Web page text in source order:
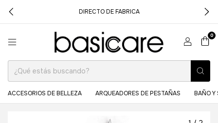
DIRECTO DE FABRICA
0
ACCESORIOS DE BELLEZA ARQUEADORES DE PESTAÑAS BAÑO Y